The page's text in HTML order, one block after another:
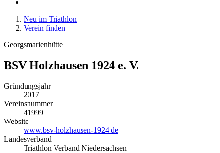
Neu im Triathlon
Verein finden
Georgsmarienhütte
BSV Holzhausen 1924 e. V.
Gründungsjahr
2017
Vereinsnummer
41999
Website
www.bsv-holzhausen-1924.de
Landesverband
Triathlon Verband Niedersachsen